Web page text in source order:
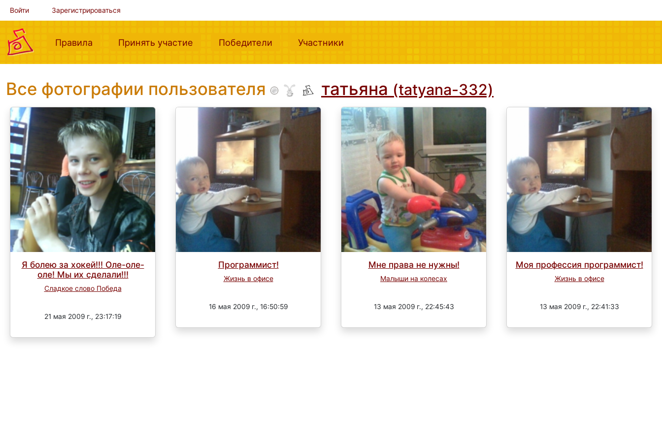
Войти Зарегистрироваться
Правила (current)Принять участие (current)Победители (current)Участники
Все фотографии пользователя татьяна (tatyana-332)
Я болею за хокей!!! Оле-оле-
оле! Мы их сделали!!!
Сладкое слово Победа
21 мая 2009 г., 23:17:19
Программист!
Жизнь в офисе
16 мая 2009 г., 16:50:59
Мне права не нужны!
Малыши на колесах
13 мая 2009 г., 22:45:43
Моя профессия программист!
Жизнь в офисе
13 мая 2009 г., 22:41:33